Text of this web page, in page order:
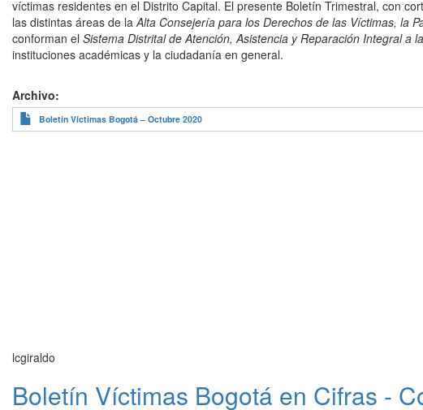
víctimas residentes en el Distrito Capital. El presente Boletín Trimestral, con
las distintas áreas de la Alta Consejería para los Derechos de las Víctimas, la
conforman el Sistema Distrital de Atención, Asistencia y Reparación Integral a
instituciones académicas y la ciudadanía en general.
Archivo
Boletín Víctimas Bogotá – Octubre 2020
lcgiraldo
Boletín Víctimas Bogotá en Cifras -